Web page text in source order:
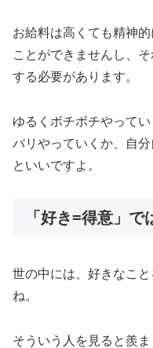
お給料は高くても精神
ことができませんし、
する必要があります。
ゆるくボチボチやって
バリやっていくか、自
といいですよ。
「好き=得意」で
世の中には、好きなこ
ね。
そういう人を見ると羨